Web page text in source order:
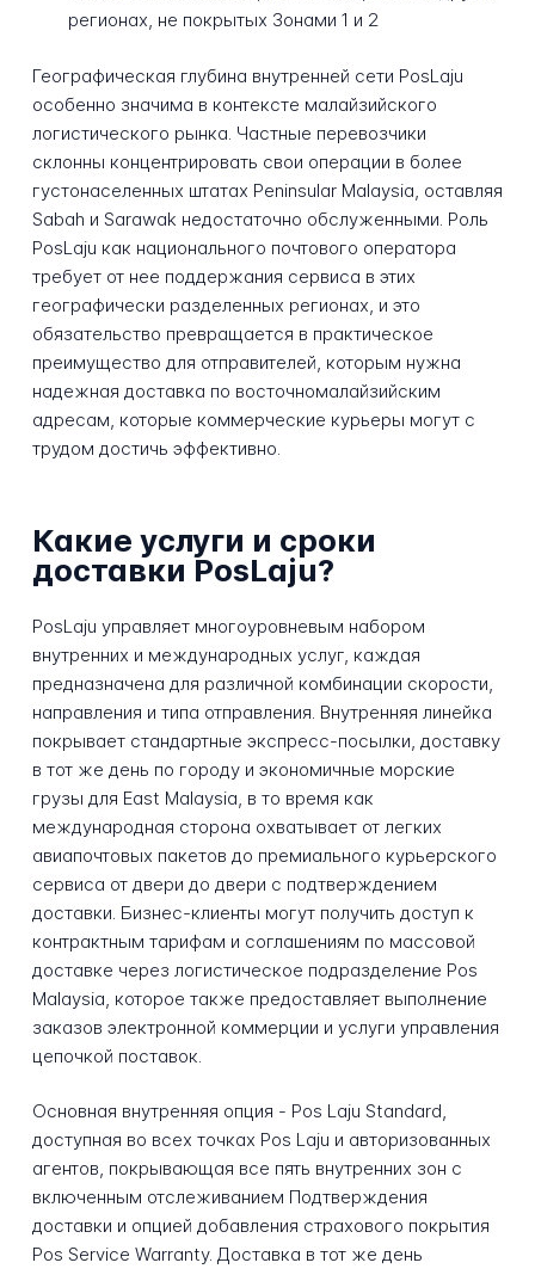
регионах, не покрытых Зонами 1 и 2
Географическая глубина внутренней сети PosLaju
особенно значима в контексте малайзийского
логистического рынка. Частные перевозчики
склонны концентрировать свои операции в более
густонаселенных штатах Peninsular Malaysia, оставляя
Sabah и Sarawak недостаточно обслуженными. Роль
PosLaju как национального почтового оператора
требует от нее поддержания сервиса в этих
географически разделенных регионах, и это
обязательство превращается в практическое
преимущество для отправителей, которым нужна
надежная доставка по восточномалайзийским
адресам, которые коммерческие курьеры могут с
трудом достичь эффективно.
Какие услуги и сроки
доставки PosLaju?
PosLaju управляет многоуровневым набором
внутренних и международных услуг, каждая
предназначена для различной комбинации скорости,
направления и типа отправления. Внутренняя линейка
покрывает стандартные экспресс-посылки, доставку
в тот же день по городу и экономичные морские
грузы для East Malaysia, в то время как
международная сторона охватывает от легких
авиапочтовых пакетов до премиального курьерского
сервиса от двери до двери с подтверждением
доставки. Бизнес-клиенты могут получить доступ к
контрактным тарифам и соглашениям по массовой
доставке через логистическое подразделение Pos
Malaysia, которое также предоставляет выполнение
заказов электронной коммерции и услуги управления
цепочкой поставок.
Основная внутренняя опция - Pos Laju Standard,
доступная во всех точках Pos Laju и авторизованных
агентов, покрывающая все пять внутренних зон с
включенным отслеживанием Подтверждения
доставки и опцией добавления страхового покрытия
Pos Service Warranty. Доставка в тот же день